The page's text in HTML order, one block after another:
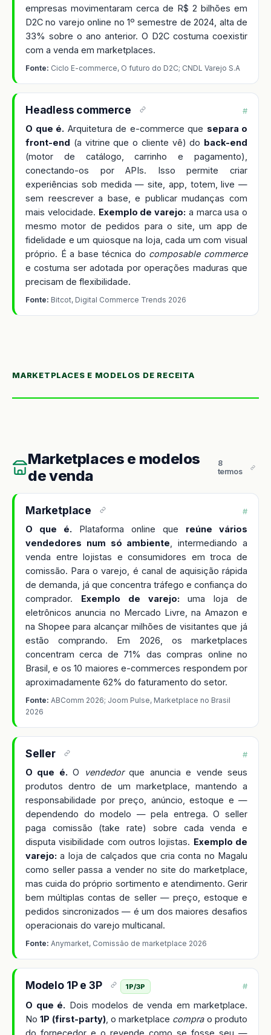
empresas movimentaram cerca de R$ 2 bilhões em
D2C no varejo online no 1º semestre de 2024, alta de
33% sobre o ano anterior. O D2C costuma coexistir
com a venda em marketplaces.
Fonte: Ciclo E-commerce, O futuro do D2C; CNDL Varejo S.A
Headless commerce #
O que é. Arquitetura de e-commerce que separa o
front-end (a vitrine que o cliente vê) do back-end
(motor de catálogo, carrinho e pagamento),
conectando-os por APIs. Isso permite criar
experiências sob medida — site, app, totem, live —
sem reescrever a base, e publicar mudanças com
mais velocidade. Exemplo de varejo: a marca usa o
mesmo motor de pedidos para o site, um app de
fidelidade e um quiosque na loja, cada um com visual
próprio. É a base técnica do composable commerce
e costuma ser adotada por operações maduras que
precisam de flexibilidade.
Fonte: Bitcot, Digital Commerce Trends 2026
MARKETPLACES E MODELOS DE RECEITA
Marketplaces e modelos
de venda
8
termos
Marketplace #
O que é. Plataforma online que reúne vários
vendedores num só ambiente , intermediando a
venda entre lojistas e consumidores em troca de
comissão. Para o varejo, é canal de aquisição rápida
de demanda, já que concentra tráfego e confiança do
comprador. Exemplo de varejo: uma loja de
eletrônicos anuncia no Mercado Livre, na Amazon e
na Shopee para alcançar milhões de visitantes que já
estão comprando. Em 2026, os marketplaces
concentram cerca de 71% das compras online no
Brasil, e os 10 maiores e-commerces respondem por
aproximadamente 62% do faturamento do setor.
Fonte: ABComm 2026; Joom Pulse, Marketplace no Brasil
2026
Seller #
O que é. O vendedorque anuncia e vende seus
produtos dentro de um marketplace, mantendo a
responsabilidade por preço, anúncio, estoque e —
dependendo do modelo — pela entrega. O seller
paga comissão (take rate) sobre cada venda e
disputa visibilidade com outros lojistas. Exemplo de
varejo: a loja de calçados que cria conta no Magalu
como seller passa a vender no site do marketplace,
mas cuida do próprio sortimento e atendimento. Gerir
bem múltiplas contas de seller — preço, estoque e
pedidos sincronizados — é um dos maiores desafios
operacionais do varejo multicanal.
Fonte: Anymarket, Comissão de marketplace 2026
Modelo 1P e 3P 1P/3P #
O que é. Dois modelos de venda em marketplace.
No1P (first-party), o marketplace comprao produto
do fornecedor e o revende como se fosse seu —